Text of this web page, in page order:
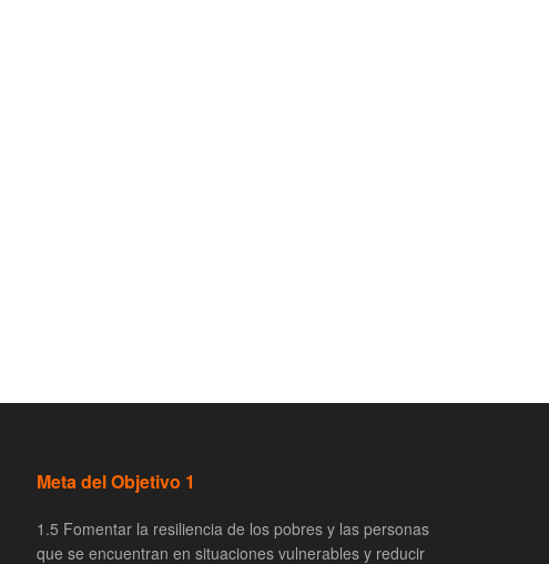
Meta del Objetivo 1
1.5 Fomentar la resiliencia de los pobres y las personas
que se encuentran en situaciones vulnerables y reducir